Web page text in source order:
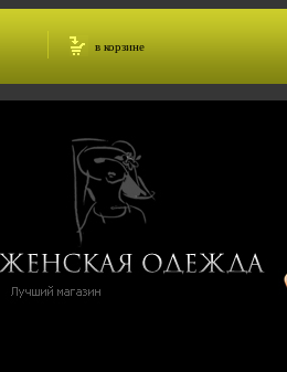
в корзине